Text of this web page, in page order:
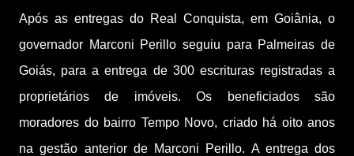
Após as entregas do Real Conquista, em Goiânia, o
governador Marconi Perillo seguiu para Palmeiras de
Goiás, para a entrega de 300 escrituras registradas a
proprietários de imóveis. Os beneficiados são
moradores do bairro Tempo Novo, criado há oito anos
na gestão anterior de Marconi Perillo. A entrega dos